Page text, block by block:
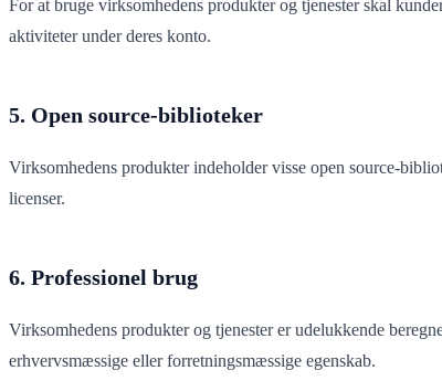
For at bruge virksomhedens produkter og tjenester skal
aktiviteter under deres konto.
5. Open source-biblioteker
Virksomhedens produkter indeholder visse open source-
licenser.
6. Professionel brug
Virksomhedens produkter og tjenester er udelukkende
erhvervsmæssige eller forretningsmæssige egenskab.